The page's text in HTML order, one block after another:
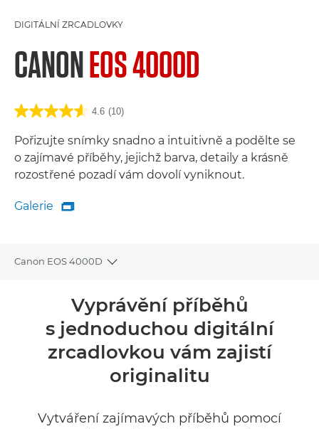
DIGITÁLNÍ ZRCADLOVKY
CANONEOS 4000D
4.6 (10)
Pořizujte snímky snadno a intuitivně a podělte se
o zajímavé příběhy, jejichž barva, detaily a krásně
rozostřené pozadí vám dovolí vyniknout.
Galerie
Galerie

Canon EOS 4000D
Toggle breadcrumbs
Specifikace
Vyprávění příběhů
s jednoduchou digitální
zrcadlovkou vám zajistí
originalitu
Vytváření zajímavých příběhů pomocí